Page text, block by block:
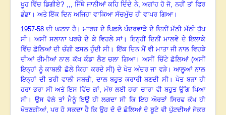
ਖੂਹ ਵਿੱਚ ਡਿਗੀਏ? ,,, ਜਿੱਥੇ ਜਾਨੀਆਂ ਕਹਿ ਦਿੰਦੇ ਨੇ, ਅਗਾਂਹ ਹੋ ਜੋ, ਨਹੀਂ ਤਾਂ ਫਿਰ
ਡੰਡਾ। ਅਤੇ ਇੱਕ ਦਿਨ ਅਜਿਹਾ ਵਾਕਿਆ ਸੱਚਮੁੱਚ ਹੀ ਵਾਪਰ ਗਿਆ।
1957-58 ਦੀ ਘਟਨਾ ਹੈ । ਮਾਰਚ ਦੇ ਪਿਛਲੇ ਪੰਦਰਵਾੜੇ ਦੇ ਦਿਨੀਂ ਮੱਠੀ ਮੱਠੀ ਧੁੱਪ
ਸੀ।ਅਸੀਂ ਸਲਾਨਾ ਪਰਚੇ ਦੇ ਕੇ ਵਿਹਲੇ ਸਾਂ ।ਇਨ੍ਹੀਂ ਦਿਨੀਂ ਮਾਲਵੇ ਦੇ ਇਲਾਕੇ
ਵਿੱਚ ਛੋਲਿਆਂ ਦੀ ਚੰਗੀ ਫਸਲ ਹੁੰਦੀ ਸੀ। ਇੱਕ ਦਿਨ ਮੈਂ ਵੀ ਮਾਤਾ ਜੀ ਨਾਲ ਵਿਹੜੇ
ਦੀਆਂ ਤੀਮੀਆਂ ਨਾਲ ਕੱਖ ਕੰਡਾ ਲੈਣ ਚਲਾ ਗਿਆ।ਅਸੀਂ ਚਿੱਟੇ ਛੋਲਿਆਂ (ਅਸੀਂ
ਇਨ੍ਹਾਂ ਨੂੰ ਕਾਬਲੀ ਛੋਲੇ ਕਿਹਾ ਕਰਦੇ ਸੀ) ਦੇ ਖੇਤ ਅੰਦਰ ਜਾ ਵੜੇ।ਆਲੂਆਂ ਨਾਲ
ਇਨ੍ਹਾਂ ਦੀ ਤਰੀ ਵਾਲੀ ਸਬਜ਼ੀ, ਦਾਲ ਬਹੁਤ ਕਰਾਰੀ ਬਣਦੀ ਸੀ। ਖੇਤ ਬੜਾ ਹੀ
ਹਰਾ ਭਰਾ ਸੀ ਅਤੇ ਇਸ ਵਿੱਚ ਗਾਂ, ਮੱਝ ਲਈ ਹਰਾ ਚਾਰਾ ਵੀ ਬਹੁਤ ਉੱਗ ਪਿਆ
ਸੀ। ਉਸ ਵੇਲੇ ਤਾਂ ਮੈਨੂੰ ਇਉਂ ਹੀ ਲਗਦਾ ਸੀ ਕਿ ਇਹ ਔਰਤਾਂ ਸਿਰਫ ਕੱਖ ਹੀ
ਖੋਤਣਗੀਆਂ,ਪਰ ਹੋ ਸਕਦਾ ਹੈ ਕਿ ਉਹ ਦੋ ਦੋ ਛੋਲਿਆਂ ਦੇ ਬੂਟੇ ਵੀ ਪੁੱਟਦੀਆਂ ਜੇਕਰ